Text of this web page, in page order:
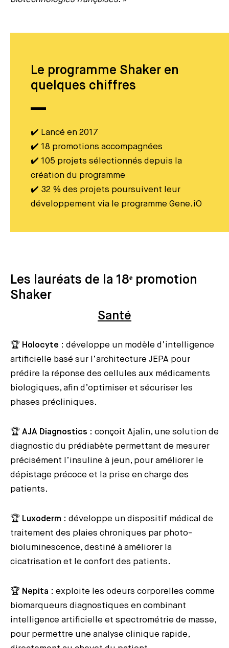
Le programme Shaker en
quelques chiffres
✔️ Lancé en 2017
✔️ 18 promotions accompagnées
✔️ 105 projets sélectionnés depuis la
création du programme
✔️ 32 % des projets poursuivent leur
développement via le programme Gene.iO
Les lauréats de la 18ᵉ promotion
Shaker
Santé
🏆 Holocyte : développe un modèle d’intelligence
artificielle basé sur l’architecture JEPA pour
prédire la réponse des cellules aux médicaments
biologiques, afin d’optimiser et sécuriser les
phases précliniques.
🏆 AJA Diagnostics : conçoit Ajalin, une solution de
diagnostic du prédiabète permettant de mesurer
précisément l’insuline à jeun, pour améliorer le
dépistage précoce et la prise en charge des
patients.
🏆 Luxoderm : développe un dispositif médical de
traitement des plaies chroniques par photo-
bioluminescence, destiné à améliorer la
cicatrisation et le confort des patients.
🏆 Nepita : exploite les odeurs corporelles comme
biomarqueurs diagnostiques en combinant
intelligence artificielle et spectrométrie de masse,
pour permettre une analyse clinique rapide,